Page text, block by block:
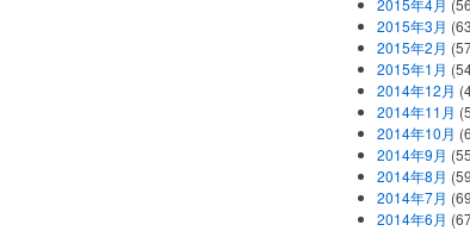
2015年4月
2015年3月
2015年2月
2015年1月
2014年12月
2014年11月
2014年10月
2014年9月
2014年8月
2014年7月
2014年6月